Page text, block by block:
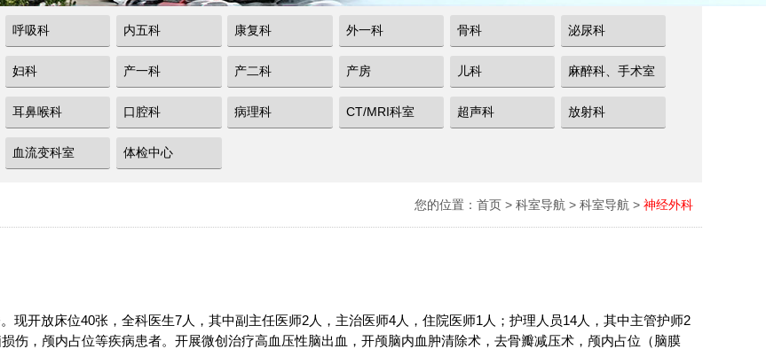
呼吸科 内五科 康复科 外一科 骨科 泌尿科
妇科 产一科 产二科 产房 儿科 麻醉科、手术室
耳鼻喉科 口腔科 病理科 CT/MRI科室 超声科 放射科
血流变科室 体检中心
您的位置： 首页 > 科室导航 > 科室导航 > 神经外科
开放床位40张，全科医生7人，其中副主任医师2人，主治医师4人，住院医师1人；护理人员14人，其中主管护师2
伤，颅内占位等疾病患者。开展微创治疗高血压性脑出血，开颅脑内血肿清除术，去骨瓣减压术，颅内占位（脑膜